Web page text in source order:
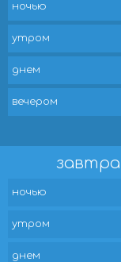
ночью
утром
днем
вечером
ночью
утром
днем